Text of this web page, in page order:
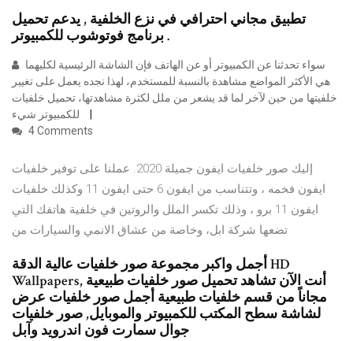
تطبيق مجاني احترافي في نزع الخلفية , يدعم تحميل
برنامج فوتوشوب للكمبيوتر .
هي الأكثر المواضع مشاهدة بالنسبة للمستخدم، لهذا نجده يعمل على تغيير
خلفيتها من حين لآخر لما قد يشعر من ملل لكثرة مشاهدتها، تحميل خلفيات
4 Comments
إليك صور خلفيات ايفون جميلة 2020. عملنا على توفير خلفيات
ايفون فخمه ، وتتناسب من ايفون 6 حتى ايفون 11 وكذلك خلفيات
ايفون 11 برو ، وذلك تكسر الملل والروتين في خلفية هاتفك التي
تضعها شركة ابل، وخاصة من عشاق الانمي والسيارات من
أجمل واكبر مجموعة صور خلفيات عالية الدقة HD
Wallpapers, أنت الآن تشاهد تحميل صور خلفيات طبيعية
مجاناً من قسم خلفيات طبيعية أجمل صور خلفيات عرض
لشاشة سطح المكتب للكمبيوتر والموبايل, صور خلفيات
جوال سمارت فون اندرويد وآبل